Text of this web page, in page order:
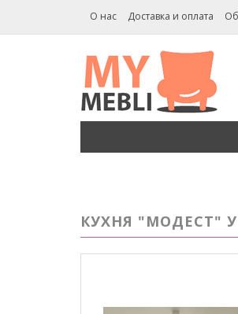
О нас Доставка и оплата
КУХНЯ "МОДЕСТ"